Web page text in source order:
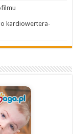
kardiowertera-